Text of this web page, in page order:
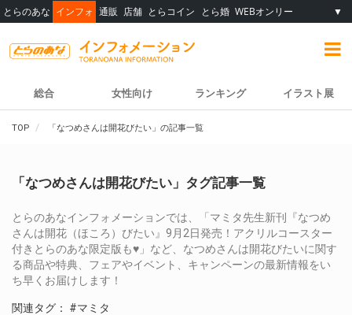
とらのあな インフォ 通販 店舗 とらコイン とら婚 WEBオンリー ▼
総合 女性向け ランキング イラスト展
TOP 「なつめさんは開花びたい」の記事一覧
「なつめさんは開花びたい」タグ記事一覧
とらのあなインフォメーションでは、「マミタ先生新刊『なつめ
さんは開花（ほころ）びたい』9月2日発売！アクリルコースター
付きとらのあな限定版も♥」など、なつめさんは開花びたいに関す
る商品や特典、フェアやイベント、キャンペーンの最新情報をい
ち早くお届けします！
関連タグ： #マミタ